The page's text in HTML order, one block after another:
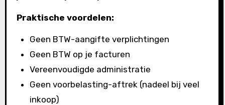
Praktische voordelen:
Geen BTW-aangifte verplichtingen
Geen BTW op je facturen
Vereenvoudigde administratie
Geen voorbelasting-aftrek (nadeel bij veel
inkoop)